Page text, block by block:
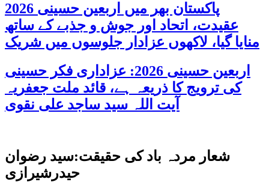
پاکستان بھر میں اربعین حسینی 2026
عقیدت، اتحاد اور جوش و جذبے کے ساتھ
منایا گیا، لاکھوں عزادار جلوسوں میں شریک
اربعین حسینی 2026: عزاداری فکر حسینی
کی ترویج کا ذریعہ ہے، قائد ملت جعفریہ
آیت اللہ سید ساجد علی نقوی
شعار مردہ باد کی حقیقت:سید رضوان
حیدرشیرازی